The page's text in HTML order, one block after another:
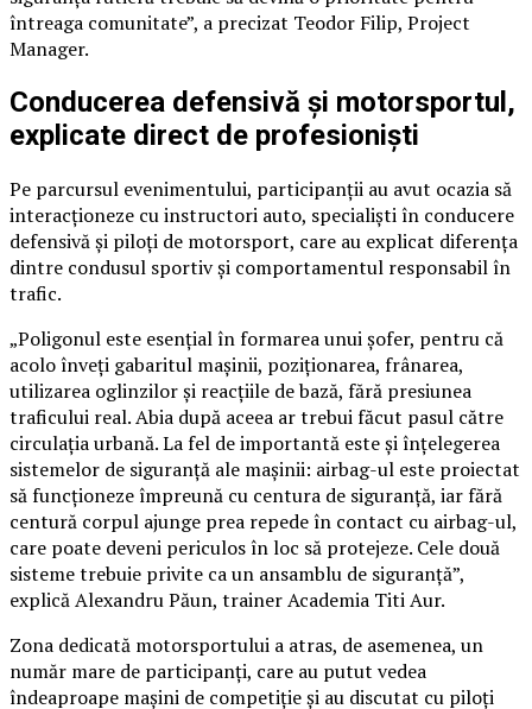
întreaga comunitate”, a precizat Teodor Filip, Project
Manager.
Conducerea defensivă și motorsportul,
explicate direct de profesioniști
Pe parcursul evenimentului, participanții au avut ocazia să
interacționeze cu instructori auto, specialiști în conducere
defensivă și piloți de motorsport, care au explicat diferența
dintre condusul sportiv și comportamentul responsabil în
trafic.
„Poligonul este esențial în formarea unui șofer, pentru că
acolo înveți gabaritul mașinii, poziționarea, frânarea,
utilizarea oglinzilor și reacțiile de bază, fără presiunea
traficului real. Abia după aceea ar trebui făcut pasul către
circulația urbană. La fel de importantă este și înțelegerea
sistemelor de siguranță ale mașinii: airbag-ul este proiectat
să funcționeze împreună cu centura de siguranță, iar fără
centură corpul ajunge prea repede în contact cu airbag-ul,
care poate deveni periculos în loc să protejeze. Cele două
sisteme trebuie privite ca un ansamblu de siguranță”,
explică Alexandru Păun, trainer Academia Titi Aur.
Zona dedicată motorsportului a atras, de asemenea, un
număr mare de participanți, care au putut vedea
îndeaproape mașini de competiție și au discutat cu piloți